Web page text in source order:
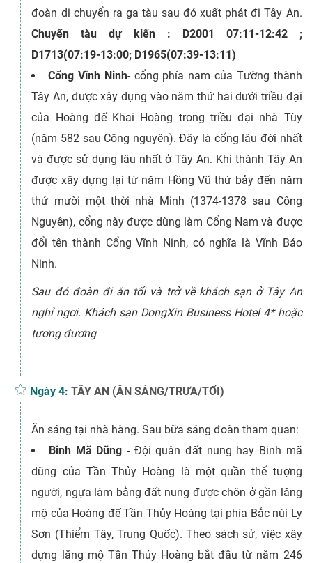
đoàn di chuyển ra ga tàu sau đó xuất phát đi Tây An.
Chuyến tàu dự kiến : D2001 07:11-12:42 ;
D1713(07:19-13:00; D1965(07:39-13:11)
Cổng Vĩnh Ninh- cổng phía nam của Tường thành
Tây An, được xây dựng vào năm thứ hai dưới triều đại
của Hoàng đế Khai Hoàng trong triều đại nhà Tùy
(năm 582 sau Công nguyên). Đây là cổng lâu đời nhất
và được sử dụng lâu nhất ở Tây An. Khi thành Tây An
được xây dựng lại từ năm Hồng Vũ thứ bảy đến năm
thứ mười một thời nhà Minh (1374-1378 sau Công
Nguyên), cổng này được dùng làm Cổng Nam và được
đổi tên thành Cổng Vĩnh Ninh, có nghĩa là Vĩnh Bảo
Ninh.
Sau đó đoàn đi ăn tối và trở về khách sạn ở Tây An
nghỉ ngơi. Khách sạn DongXin Business Hotel 4* hoặc
tương đương
Ngày 4:TÂY AN (ĂN SÁNG/TRƯA/TỐI)
Ăn sáng tại nhà hàng. Sau bữa sáng đoàn tham quan:
Binh Mã Dũng- Đội quân đất nung hay Binh mã
dũng của Tần Thủy Hoàng là một quần thể tượng
người, ngựa làm bằng đất nung được chôn ở gần lăng
mộ của Hoàng đế Tần Thủy Hoàng tại phía Bắc núi Ly
Sơn (Thiểm Tây, Trung Quốc). Theo sách sử, việc xây
dựng lăng mộ Tần Thủy Hoàng bắt đầu từ năm 246